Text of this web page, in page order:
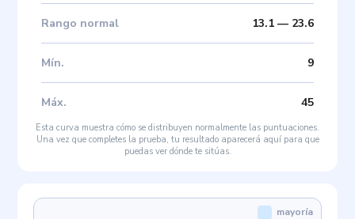
Rango normal 13.1— 23.6
Mín. 9
Máx. 45
Esta curva muestra cómo se distribuyen normalmente las puntuaciones.
Una vez que completes la prueba, tu resultado aparecerá aquí para que
puedas ver dónde te sitúas.
mayoría